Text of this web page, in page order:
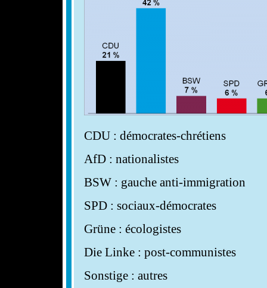
CDU : démocrates-chrétiens
AfD : nationalistes
BSW : gauche anti-immigration
SPD : sociaux-démocrates
Grüne : écologistes
Die Linke : post-communistes
Sonstige : autres